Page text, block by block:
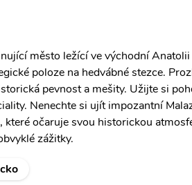
město ležící ve východní
poloze na hedvábné stezce.
pevnost a mešity. Užijte si
Nenechte si ujít impozantní
které očaruje svou historickou
zážitky.